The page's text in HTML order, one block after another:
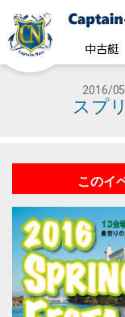
中古艇
2016/
スプ
このイ